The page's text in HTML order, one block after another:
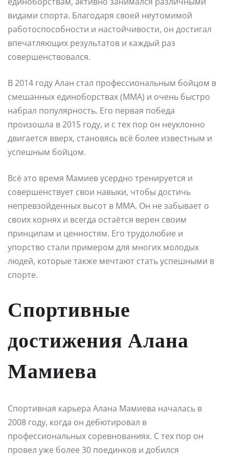
видами спорта. Благодаря своей неутомимой
работоспособности и настойчивости, он достигал
впечатляющих результатов и каждый раз
совершенствовался.
В 2014 году Алан стал профессиональным бойцом в
смешанных единоборствах (MMA) и очень быстро
набрал популярность. Его первая победа
произошла в 2015 году, и с тех пор он неуклонно
двигается вверх, становясь всё более известным и
успешным бойцом.
Всё это время Мамиев усердно тренируется и
совершенствует свои навыки, чтобы достичь
непревзойденных высот в ММА. Он не забывает о
своих корнях и всегда остаётся верен своим
принципам и ценностям. Его трудолюбие и
упорство стали примером для многих молодых
людей, которые также мечтают стать успешными в
спорте.
Спортивные
достижения Алана
Мамиева
Спортивная карьера Алана Мамиева началась в
2008 году, когда он дебютировал в
профессиональных соревнованиях. С тех пор он
провел уже более 30 поединков и добился